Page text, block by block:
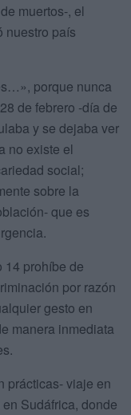
muertos-, el
nuestro país
porque nunca
de febrero -día de
y se dejaba ver
no existe el
social;
sobre la
que es
14 prohíbe de
por razón
gesto en
manera inmediata
prácticas- viaje en
Sudáfrica, donde